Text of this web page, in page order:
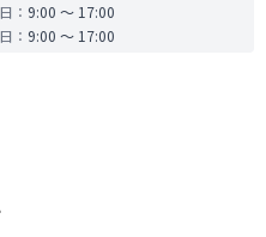
： 9:00 〜 17:00
： 9:00 〜 17:00